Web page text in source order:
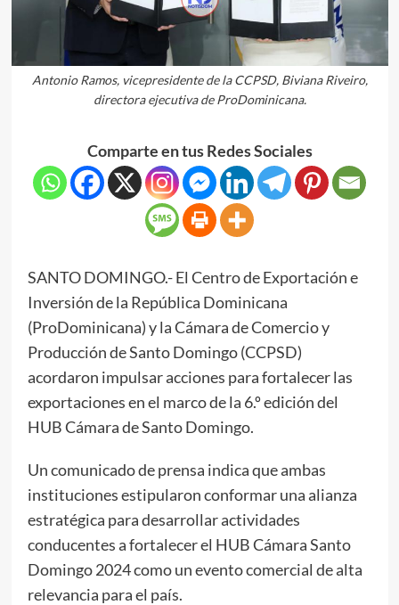
Antonio Ramos, vicepresidente de la CCPSD, Biviana Riveiro,
directora ejecutiva de ProDominicana.
Comparte en tus Redes Sociales
SANTO DOMINGO.- El Centro de Exportación e
Inversión de la República Dominicana
(ProDominicana) y la Cámara de Comercio y
Producción de Santo Domingo (CCPSD)
acordaron impulsar acciones para fortalecer las
exportaciones en el marco de la 6.º edición del
HUB Cámara de Santo Domingo.
Un comunicado de prensa indica que ambas
instituciones estipularon conformar una alianza
estratégica para desarrollar actividades
conducentes a fortalecer el HUB Cámara Santo
Domingo 2024 como un evento comercial de alta
relevancia para el país.